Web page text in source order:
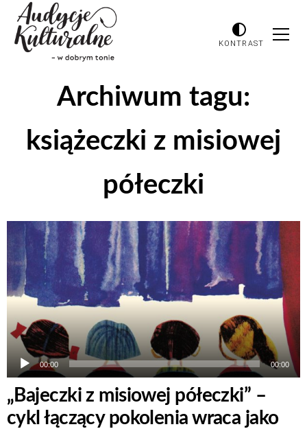
KONTRAST
Archiwum tagu:
książeczki z misiowej
półeczki
Odtwarzacz
plików
dźwiękowych
00:00 00:00
„Bajeczki z misiowej półeczki” –
cykl łączący pokolenia wraca jako